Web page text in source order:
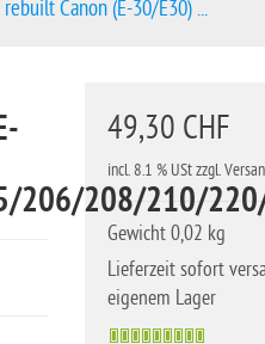
Canon (E-30/E30) ...
49,30 CHF
incl. 8.1 % USt zzgl.
Gewicht 0,02 kg
Lieferzeit sofort
eigenem Lager
206/208/210/